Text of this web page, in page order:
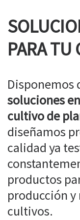
PARA TU
Disponemos
soluciones
cultivo de
diseñamos
calidad ya
productos
producción
cultivos.